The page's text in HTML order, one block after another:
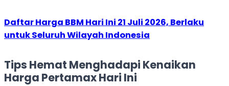
Daftar Harga BBM Hari Ini 21 Juli 2026, Berlaku
untuk Seluruh Wilayah Indonesia
Tips Hemat Menghadapi Kenaikan
Harga Pertamax Hari Ini